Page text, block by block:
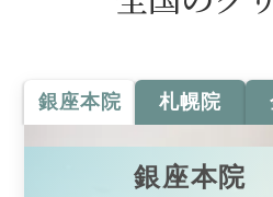
銀座本院 札幌院
銀座本院